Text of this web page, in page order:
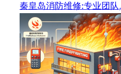
秦皇岛消防维修:专业团